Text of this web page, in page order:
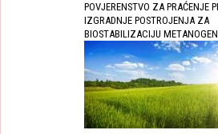
POVJERENSTVO ZA PRAĆENJE
IZGRADNJE POSTROJENJA ZA
BIOSTABILIZACIJU